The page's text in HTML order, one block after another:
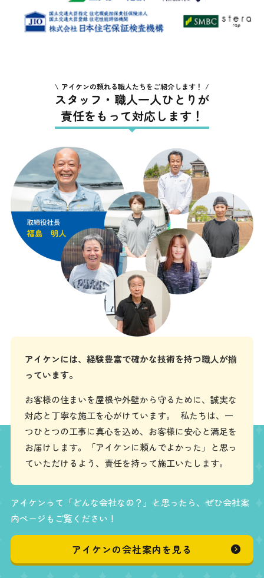
アイケンの頼れる職人たちをご紹介します！
スタッフ・職人一人ひとりが
責任をもって対応します！
アイケンには、経験豊富で確かな技術を持つ職人が揃
っています。
お客様の住まいを屋根や外壁から守るために、誠実な
対応と丁寧な施工を心がけています。 私たちは、一
つひとつの工事に真心を込め、お客様に安心と満足を
お届けします。「アイケンに頼んでよかった」と思っ
ていただけるよう、責任を持って施工いたします。
アイケンって「どんな会社なの？」と思ったら、ぜひ会社案
内ページもご覧ください！
アイケンの会社案内を見る